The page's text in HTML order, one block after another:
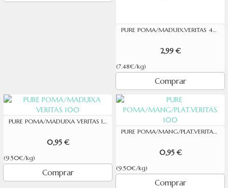
PURE POMA/MADUIX.VERITAS 4X100G
2,99 €
(7.48€/kg)
Comprar
PURE POMA/MADUIXA VERITAS 100
0,95 €
(9.50€/kg)
Comprar
PURE POMA/MANG/PLAT.VERITAS 100
0,95 €
(9.50€/kg)
Comprar